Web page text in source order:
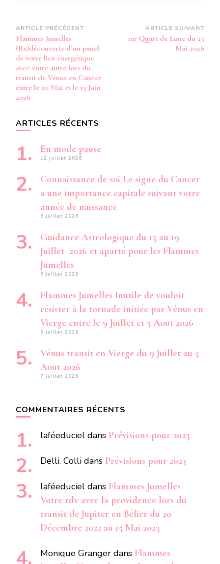
Navigation
d’article
ARTICLE PRÉCÉDENT
Flammes Jumelles
(Re)découverte d’un panel
de votre lien énergétique
avec votre autre lors du
transit de Vénus en Cancer
entre le 20 Mai et le 13 Juin
2026
ARTICLE SUIVANT
1er Quart de Lune du 23
Mai 2026
ARTICLES RÉCENTS
En mode pause
12 juillet 2026
Connaissance de soi Le signe du Cancer
a une importance capitale suivant votre
année de naissance
9 juillet 2026
Guidance Astrologique du 13 au 19
Juillet 2026 et aparté pour les Flammes
Jumelles
9 juillet 2026
Flammes Jumelles Inutile de vouloir
résister à la tornade initiée par Vénus en
Vierge entre le 9 Juillet et 5 Aout 2026
8 juillet 2026
Vénus transit en Vierge du 9 Juillet au 5
Aout 2026
7 juillet 2026
COMMENTAIRES RÉCENTS
laféeduciel dans Prévisions pour 2023
Delli. Colli dans Prévisions pour 2023
laféeduciel dans Flammes Jumelles
Votre rdv avec la providence lors du
transit de Jupiter en Bélier du 20
Décembre 2022 au 15 Mai 2023
Monique Granger dans Flammes